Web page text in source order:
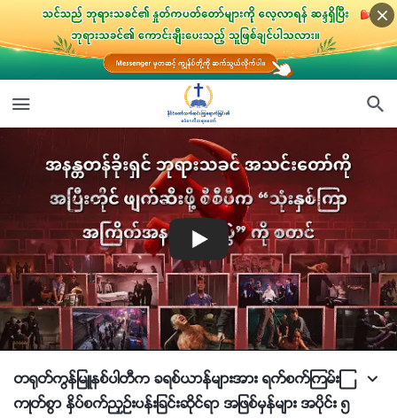
တ႐ုတ္ကြန္ျမဴနစ္ပါတီက ခရစ္ယာန္မ်ားအား ရက္စက္ၾကမ္းၾ
ကဳတ္စြာ ႏွိပ္စက္ညႇဥ္းပန္းျခင္းဆိုင္ရာ အျဖစ္မွန္မ်ား အပိုင္း ၅